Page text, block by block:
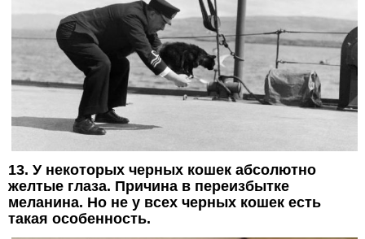
13. У некоторых черных кошек абсолютно
желтые глаза. Причина в переизбытке
меланина. Но не у всех черных кошек есть
такая особенность.